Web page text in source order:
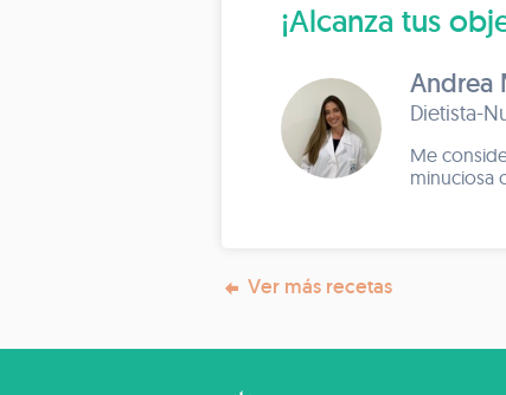
¡Alcanza tus
Andrea
Dietista-
Me
minuciosa
Ver más recetas